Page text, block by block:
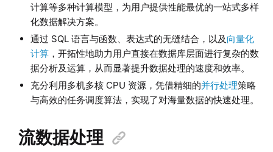
计算等多种计算模型，为用户提供性能最优的一站式多样
化数据解决方案。
通过 SQL 语言与函数、表达式的无缝结合，以及 向量化
计算，开拓性地助力用户直接在数据库层面进行复杂的数
据分析及运算，从而显著提升数据处理的速度和效率。
充分利用多机多核 CPU 资源，凭借精细的并行处理策略
与高效的任务调度算法，实现了对海量数据的快速处理。
流数据处理